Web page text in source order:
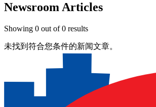
Newsroom Articles
Showing 0 out of0 results
未找到符合您条件的新闻文章。